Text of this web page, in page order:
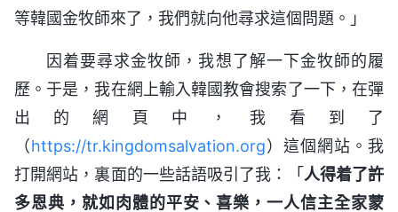
等韓國金牧師來了，我們就向他尋求這個問題。」
因着要尋求金牧師，我想了解一下金牧師的履
歷。于是，我在網上輸入韓國教會搜索了一下，在彈
出的網頁中，我看到了
（https://tr.kingdomsalvation.org）這個網站。我
打開網站，裏面的一些話語吸引了我：「人得着了許
多恩典，就如肉體的平安、喜樂，一人信主全家蒙